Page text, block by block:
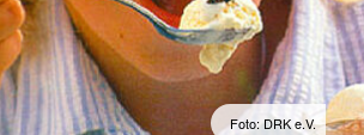
Foto: DRK e.V.